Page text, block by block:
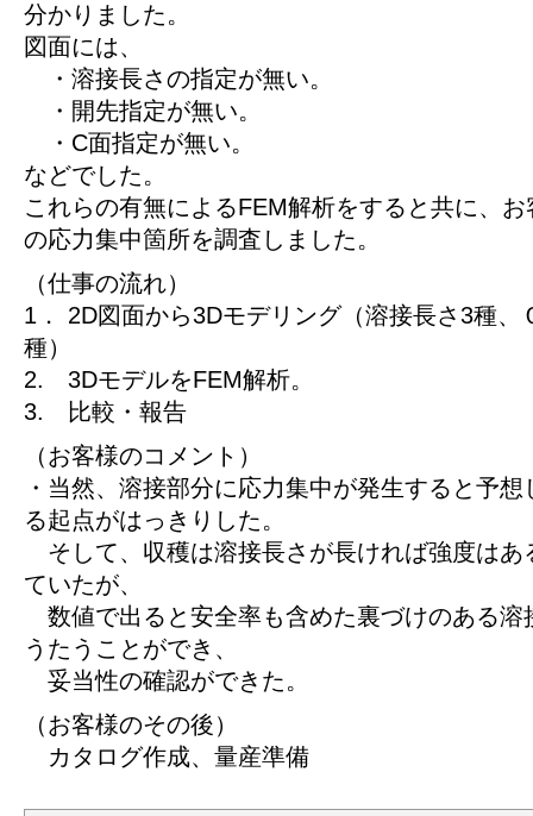
分かりました。
図面には、
・溶接長さの指定が無い。
・開先指定が無い。
・C面指定が無い。
などでした。
これらの有無によるFEM解析をすると共に、
の応力集中箇所を調査しました。
（仕事の流れ）
1． 2D図面から3Dモデリング（溶接長さ3種、
種）
2. 3DモデルをFEM解析。
3. 比較・報告
（お客様のコメント）
・当然、溶接部分に応力集中が発生すると予
る起点がはっきりした。
そして、収穫は溶接長さが長ければ強度はあ
ていたが、
数値で出ると安全率も含めた裏づけのある溶
うたうことができ、
妥当性の確認ができた。
（お客様のその後）
カタログ作成、量産準備